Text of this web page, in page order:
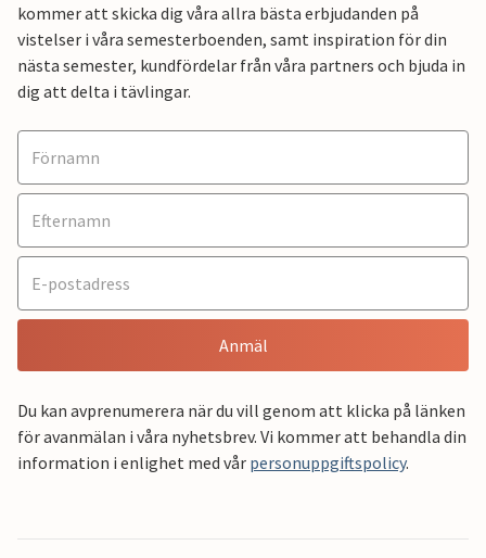
kommer att skicka dig våra allra bästa erbjudanden på
vistelser i våra semesterboenden, samt inspiration för din
nästa semester, kundfördelar från våra partners och bjuda in
dig att delta i tävlingar.
Anmäl
Du kan avprenumerera när du vill genom att klicka på länken
för avanmälan i våra nyhetsbrev. Vi kommer att behandla din
information i enlighet med vår personuppgiftspolicy.